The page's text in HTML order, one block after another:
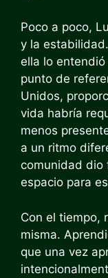
Poco a poco,
y la
ella lo
punto de
Unidos,
vida habría
menos
a un ritmo
comunidad dio
espacio para
Con el tiempo,
misma.
que una vez